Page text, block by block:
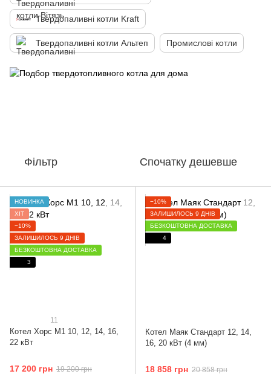
Твердопаливні котли Kraft
Твердопаливні котли Альтеп Промислові котли
Фільтр Спочатку дешевше
НОВИНКА
ХІТ
−10%
ЗАЛИШИЛОСЬ 9 ДНІВ
БЕЗКОШТОВНА ДОСТАВКА
3
11
Котел Хорс М1 10, 12, 14, 16,
22 кВт
17 200 грн 19 200 грн
−10%
ЗАЛИШИЛОСЬ 9 ДНІВ
БЕЗКОШТОВНА ДОСТАВКА
4
Котел Маяк Стандарт 12, 14,
16, 20 кВт (4 мм)
18 858 грн 20 858 грн